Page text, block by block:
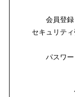
会員登録
セキュリテ
パスワー